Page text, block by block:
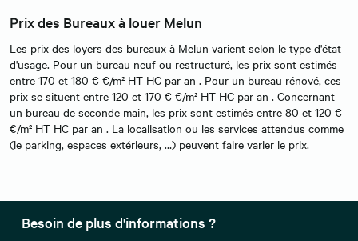
Prix des Bureaux à louer Melun
Les prix des loyers des bureaux à Melun varient selon le type d'état
d'usage. Pour un bureau neuf ou restructuré, les prix sont estimés
entre 170 et 180 € €/m² HT HC par an . Pour un bureau rénové, ces
prix se situent entre 120 et 170 € €/m² HT HC par an . Concernant
un bureau de seconde main, les prix sont estimés entre 80 et 120 €
€/m² HT HC par an . La localisation ou les services attendus comme
(le parking, espaces extérieurs, …) peuvent faire varier le prix.
Besoin de plus d'informations ?